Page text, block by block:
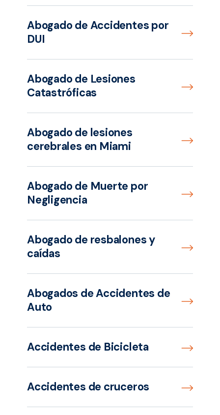
Abogado de Accidentes por
DUI
Abogado de Lesiones
Catastróficas
Abogado de lesiones
cerebrales en Miami
Abogado de Muerte por
Negligencia
Abogado de resbalones y
caídas
Abogados de Accidentes de
Auto
Accidentes de Bicicleta
Accidentes de cruceros